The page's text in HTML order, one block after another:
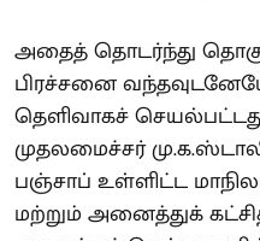
அதைத் தொடர்ந்து
பிரச்சனை வந்தவுடனேயே
தெளிவாகச்
முதலமைச்சர்
பஞ்சாப் உள்ளிட்ட
மற்றும் அனைத்துக்